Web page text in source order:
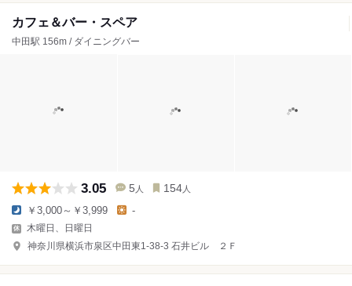
カフェ＆バー・スペア
中田駅 156m / ダイニングバー
3.05 5 人 154 人
￥3,000～￥3,999 -
木曜日、日曜日
神奈川県横浜市泉区中田東1-38-3 石井ビル ２Ｆ